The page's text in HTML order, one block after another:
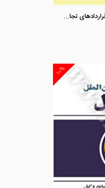
راهنمای حقوقی ادینبورگ در تنظیم قراردادهای تجاری بین المللی
۱۰%